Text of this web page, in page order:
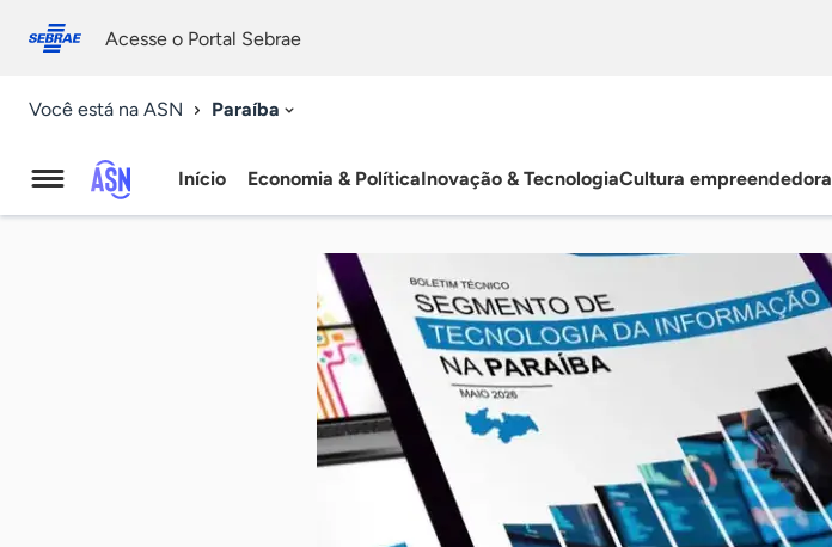
conosco
Acesse o Portal Sebrae
Você está na ASN Paraíba
Agência
Início Economia & PolíticaInovação & TecnologiaCultura empreendedora